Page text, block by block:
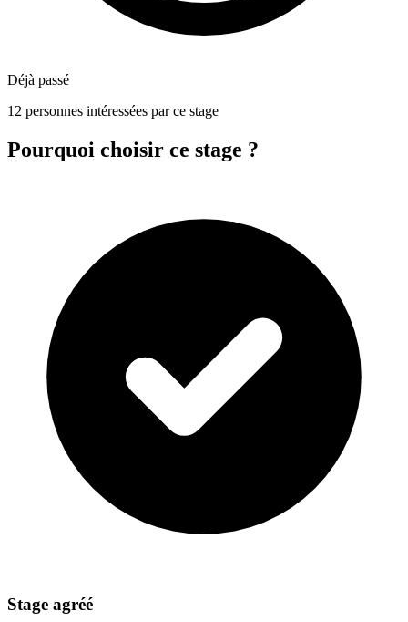
Déjà passé
12 personnes intéressées par ce stage
Pourquoi choisir ce stage ?
Stage agréé